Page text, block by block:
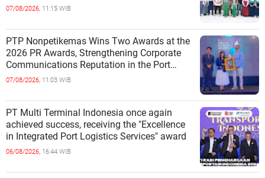
07/08/2026, 11:15 WIB
PTP Nonpetikemas Wins Two Awards at the
2026 PR Awards, Strengthening Corporate
Communications Reputation in the Port
Sector
07/08/2026, 11:03 WIB
PT Multi Terminal Indonesia once again
achieved success, receiving the "Excellence
in Integrated Port Logistics Services" award
06/08/2026, 16:44 WIB